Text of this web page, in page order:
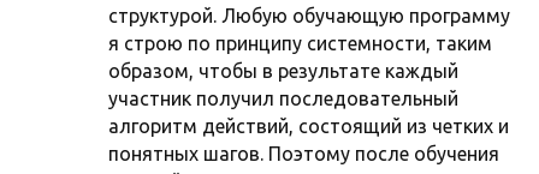
структурой. Любую обучающую программу
я строю по принципу системности, таким
образом, чтобы в результате каждый
участник получил последовательный
алгоритм действий, состоящий из четких и
понятных шагов. Поэтому после обучения